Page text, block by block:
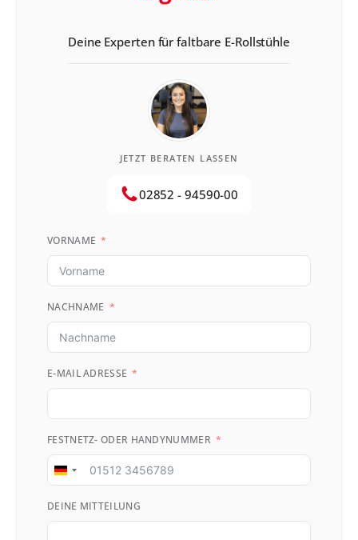
Deine Experten für faltbare E-Rollstühle
JETZT BERATEN LASSEN
02852 - 94590-00
VORNAME
NACHNAME
E-MAIL ADRESSE
FESTNETZ- ODER HANDYNUMMER
Germany
DEINE MITTEILUNG